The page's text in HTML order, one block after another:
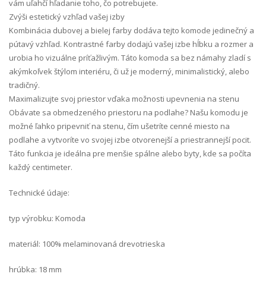
vám uľahčí hľadanie toho, čo potrebujete.
Zvýši estetický vzhľad vašej izby
Kombinácia dubovej a bielej farby dodáva tejto komode jedinečný a
pútavý vzhľad. Kontrastné farby dodajú vašej izbe hĺbku a rozmer a
urobia ho vizuálne príťažlivým. Táto komoda sa bez námahy zladí s
akýmkoľvek štýlom interiéru, či už je moderný, minimalistický, alebo
tradičný.
Maximalizujte svoj priestor vďaka možnosti upevnenia na stenu
Obávate sa obmedzeného priestoru na podlahe? Našu komodu je
možné ľahko pripevniť na stenu, čím ušetríte cenné miesto na
podlahe a vytvoríte vo svojej izbe otvorenejší a priestrannejší pocit.
Táto funkcia je ideálna pre menšie spálne alebo byty, kde sa počíta
každý centimeter.
Technické údaje:
typ výrobku: Komoda
materiál: 100% melaminovaná drevotrieska
hrúbka: 18 mm